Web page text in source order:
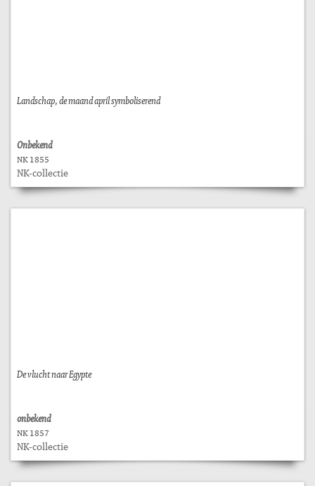
Landschap, de maand april symboliserend
Onbekend
NK 1855
NK-collectie
De vlucht naar Egypte
onbekend
NK 1857
NK-collectie